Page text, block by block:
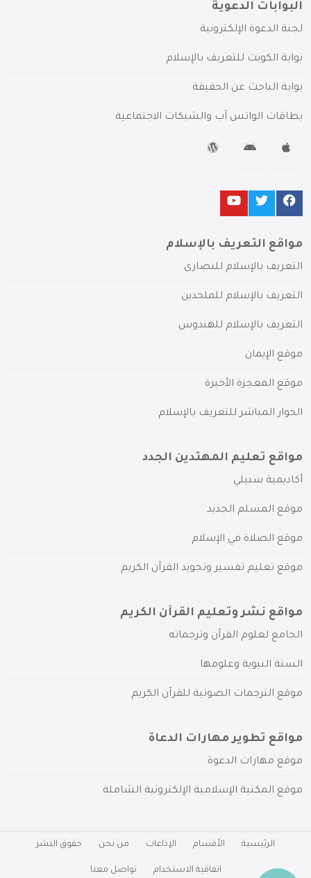
البوابات الدعوية
لجنة الدعوة الإلكترونية
بوابة الكويت للتعريف بالإسلام
بوابة الباحث عن الحقيقة
بطاقات الواتس آب والشبكات الاجتماعية
مواقع التعريف بالإسلام
التعريف بالإسلام للنصارى
التعريف بالإسلام للملحدين
التعريف بالإسلام للهندوس
موقع الإيمان
موقع المعجزة الأخيرة
الحوار المباشر للتعريف بالإسلام
مواقع تعليم المهتدين الجدد
أكاديمية سبيلي
موقع المسلم الجديد
موقع الصلاة في الإسلام
موقع تعليم تفسير وتجويد القرآن الكريم
مواقع نشر وتعليم القرآن الكريم
الجامع لعلوم القرآن وترجماته
السنة النبوية وعلومها
موقع الترجمات الصوتية للقرآن الكريم
مواقع تطوير مهارات الدعاة
موقع مهارات الدعوة
موقع المكتبة الإسلامية الإلكترونية الشاملة
الرئيسية الأقسام الإذاعات من نحن حقوق النشر
اتفاقية الاستخدام تواصل معنا